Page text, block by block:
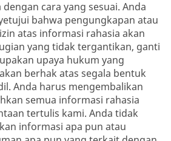
cara yang sesuai. Anda
bahwa pengungkapan atau
atas informasi rahasia akan
yang tidak tergantikan, ganti
upaya hukum yang
berhak atas segala bentuk
Anda harus mengembalikan
semua informasi rahasia
tertulis kami. Anda tidak
informasi apa pun atau